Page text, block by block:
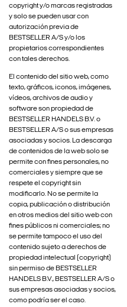
copyright y/o marcas registradas
y solo se pueden usar con
autorización previa de
BESTSELLER A/S y/o los
propietarios correspondientes
con tales derechos.
El contenido del sitio web, como
texto, gráficos, iconos, imágenes,
vídeos, archivos de audio y
software son propiedad de
BESTSELLER HANDELS B.V. o
BESTSELLER A/S o sus empresas
asociadas y socios. La descarga
de contenidos de la web solo se
permite con fines personales, no
comerciales y siempre que se
respete el copyright sin
modificarlo. No se permite la
copia, publicación o distribución
en otros medios del sitio web con
fines públicos ni comerciales; no
se permite tampoco el uso del
contenido sujeto a derechos de
propiedad intelectual (copyright)
sin permiso de BESTSELLER
HANDELS B.V., BESTSELLER A/S o
sus empresas asociadas y socios,
como podría ser el caso.